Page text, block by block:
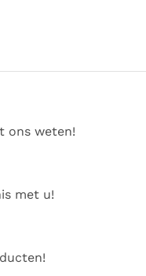
ons weten!
met u!